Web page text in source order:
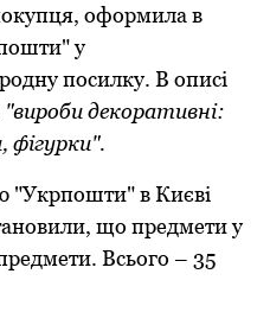
оформила в
у
посилку. В описі
"вироби декоративні:
"Укрпошти" в Києві
що предмети у
Всього – 35